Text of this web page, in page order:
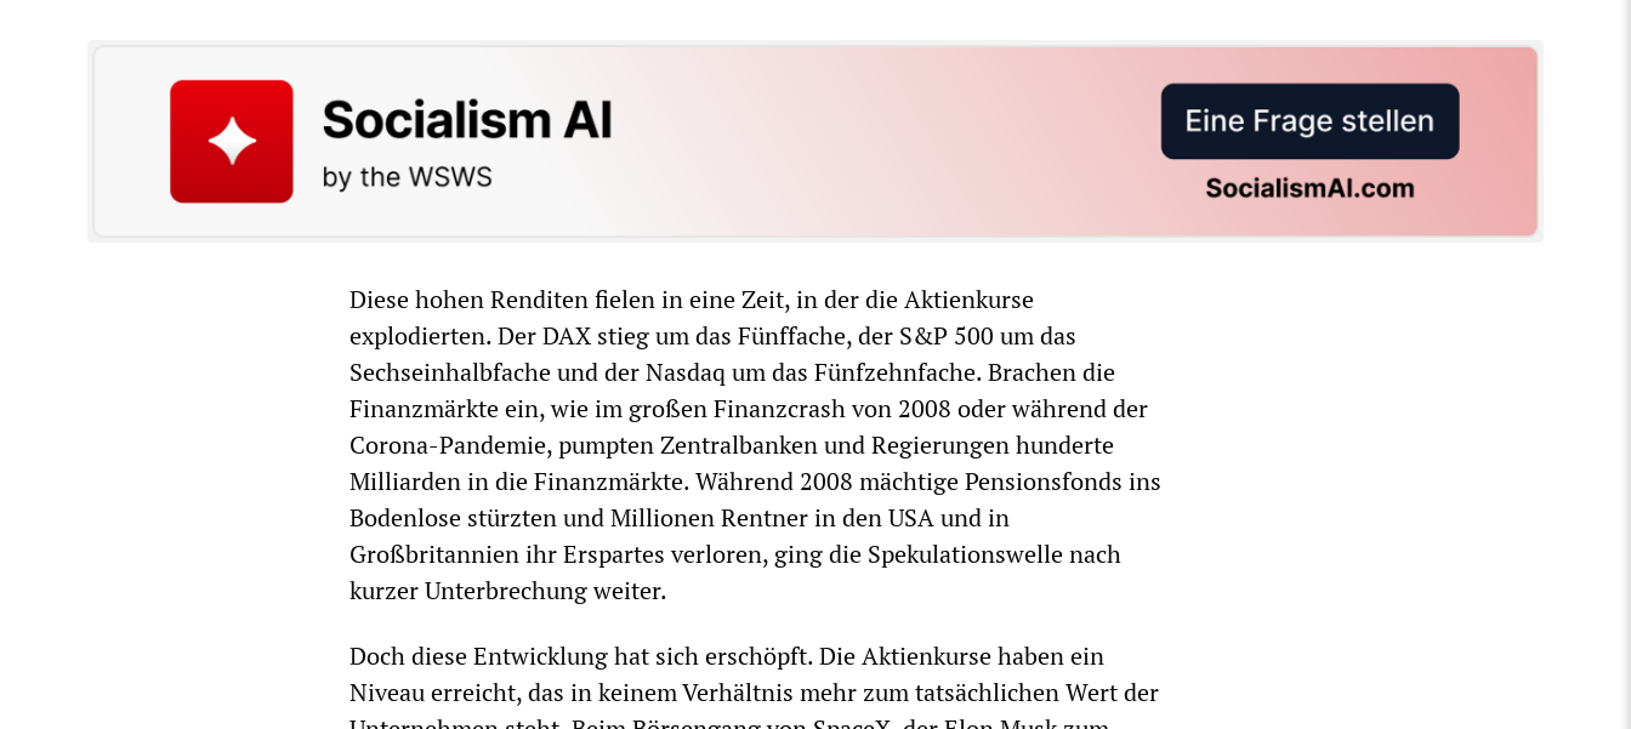
Diese hohen Renditen fielen in eine Zeit, in der die Aktienkurse
explodierten. Der DAX stieg um das Fünffache, der S&P 500 um das
Sechseinhalbfache und der Nasdaq um das Fünfzehnfache. Brachen die
Finanzmärkte ein, wie im großen Finanzcrash von 2008 oder während der
Corona-Pandemie, pumpten Zentralbanken und Regierungen hunderte
Milliarden in die Finanzmärkte. Während 2008 mächtige Pensionsfonds ins
Bodenlose stürzten und Millionen Rentner in den USA und in
Großbritannien ihr Erspartes verloren, ging die Spekulationswelle nach
kurzer Unterbrechung weiter.
Doch diese Entwicklung hat sich erschöpft. Die Aktienkurse haben ein
Niveau erreicht, das in keinem Verhältnis mehr zum tatsächlichen Wert der